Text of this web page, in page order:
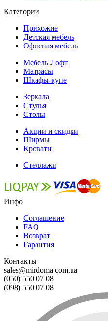
Категории
Прихожие
Детская мебель
Офисная мебель
Мебель Лофт
Матрасы
Шкафы-купе
Зеркала
Стулья
Столы
Акции и скидки
Ширмы
Кровати
Стеллажи
Инфо
Соглашение
FAQ
Возврат
Гарантия
Контакты
sales@mirdoma.com.ua
(050) 550 07 08
(098) 550 07 08